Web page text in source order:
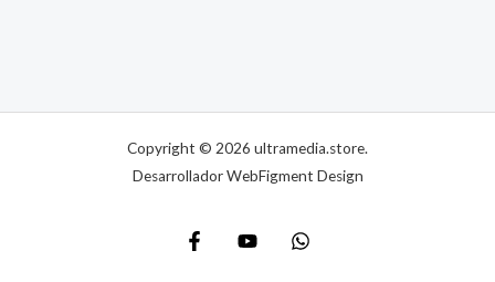
Copyright © 2026 ultramedia.store.
Desarrollador WebFigment Design